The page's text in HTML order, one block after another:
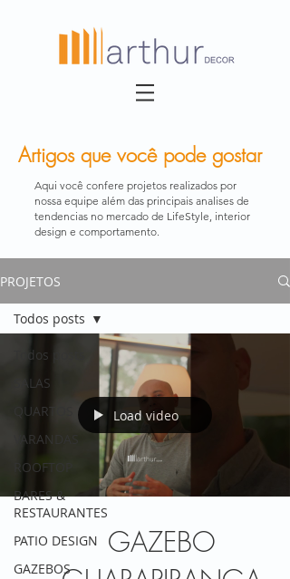
Artigos que você pode gostar
Aqui você confere projetos realizados por
nossa equipe além das principais analises de
tendencias no mercado de LifeStyle, interior
design e comportamento.
PROJETOS
Todos posts
SALAS
QUARTOS
VARANDAS
ROOFTOP
BARES &
RESTAURANTES
PATIO DESIGN
GAZEBOS
Todos posts
Load video
GAZEBO